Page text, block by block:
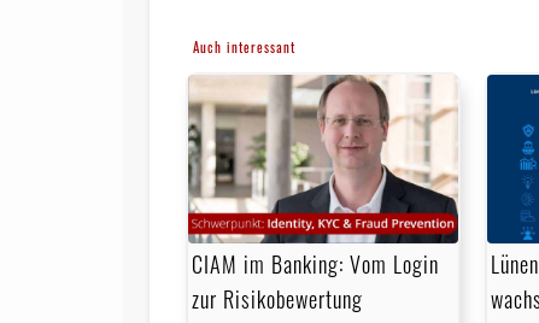
Auch interessant
CIAM im Banking: Vom Login
zur Risikobewertung